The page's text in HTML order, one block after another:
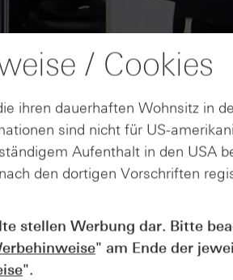
bleibt der DAX® in
- ntv Zertifikate
/ Cookies
ihren dauerhaften Wohnsitz in
sind nicht für US-
Aufenthalt in den USA
den dortigen Vorschriften
stellen Werbung dar. Bitte
" am Ende der
".